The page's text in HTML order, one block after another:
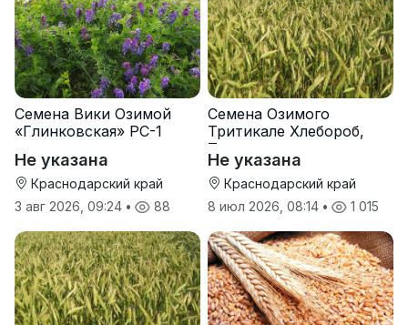
Семена Вики Озимой
«Глинковская» РС-1
Не указана
Краснодарский край
3 авг 2026, 09:24 • 88
Семена Озимого
Тритикале Хлебороб,
Тихон
Не указана
Краснодарский край
8 июл 2026, 08:14 • 1 015